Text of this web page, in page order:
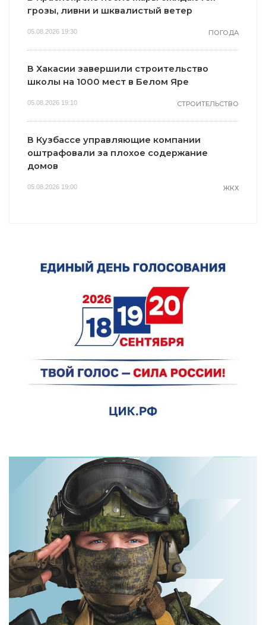
грозы, ливни и шквалистый ветер
05.08.2026 19:30 ПОГОДА
В Хакасии завершили строительство
школы на 1000 мест в Белом Яре
05.08.2026 19:10 СТРОИТЕЛЬСТВО
В Кузбассе управляющие компании
оштрафовали за плохое содержание
домов
05.08.2026 19:00 ЖКХ